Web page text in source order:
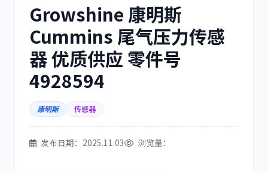
洋马
Growshine 康明斯
Cummins 尾气压力传感
器 优质供应 零件号
4928594
康明斯 传感器
发布日期：2025.11.03 浏览量：